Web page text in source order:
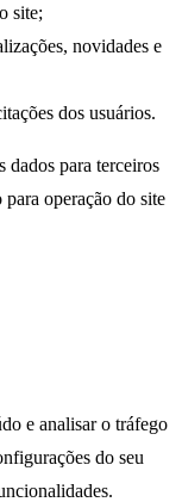
site;
novidades e
dos usuários.
dados para terceiros
operação do site
e analisar o tráfego
do seu